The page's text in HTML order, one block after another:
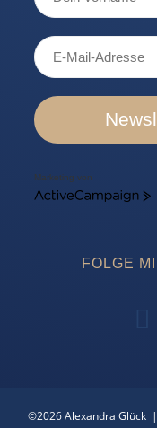
Marketing von
ActiveCampaign
FOLGE
©2026 Alexandra Glück